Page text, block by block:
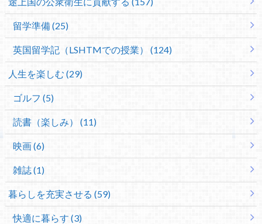
留学準備 (25)
英国留学記（LSHTMでの授業） (124)
人生を楽しむ (29)
ゴルフ (5)
読書（楽しみ） (11)
映画 (6)
雑誌 (1)
暮らしを充実させる (59)
快適に暮らす (3)